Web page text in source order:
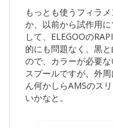
もっとも使うフィラ
か、以前から試作用
して、ELEGOOの
的にも問題なく、黒
ので、カラーが必要
スプールですが、外
ん何かしらAMSのス
いかなと。